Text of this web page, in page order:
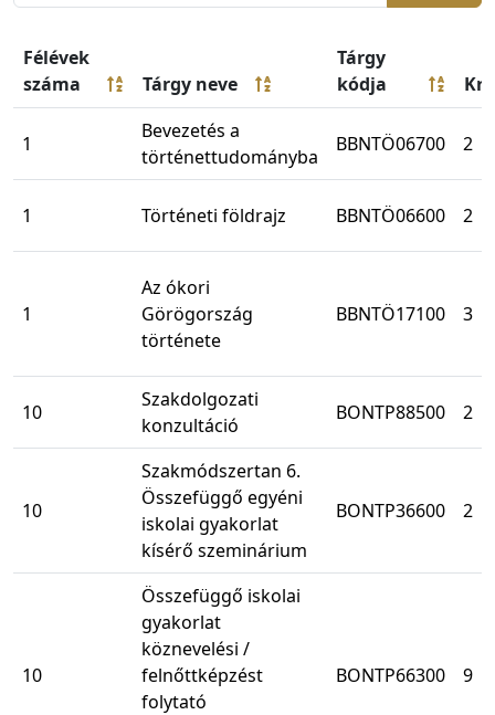
Félévek
száma
Tárgy neve
Tárgy
kódja
1
Bevezetés a
történettudományba
BBNTÖ06700 2
1 Történeti földrajz BBNTÖ06600 2
1
Az ókori
Görögország
története
BBNTÖ17100 3
10
Szakdolgozati
konzultáció
BONTP88500 2
10
Szakmódszertan 6.
Összefüggő egyéni
iskolai gyakorlat
kísérő szeminárium
BONTP36600 2
10
Összefüggő iskolai
gyakorlat
köznevelési /
felnőttképzést
folytató
BONTP66300 9